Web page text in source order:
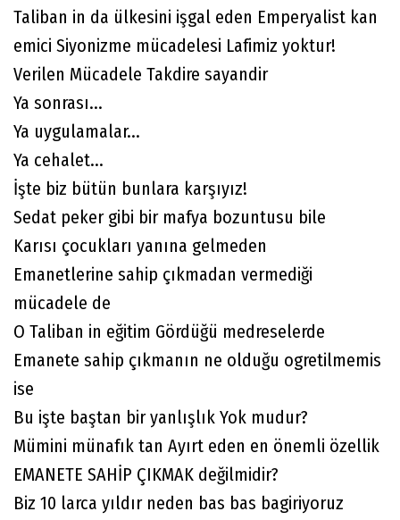
Taliban in da ülkesini işgal eden Emperyalist kan
emici Siyonizme mücadelesi Lafimiz yoktur!
Verilen Mücadele Takdire sayandir
Ya sonrası...
Ya uygulamalar...
Ya cehalet...
İşte biz bütün bunlara karşıyız!
Sedat peker gibi bir mafya bozuntusu bile
Karısı çocukları yanına gelmeden
Emanetlerine sahip çıkmadan vermediği
mücadele de
O Taliban in eğitim Gördüğü medreselerde
Emanete sahip çıkmanın ne olduğu ogretilmemis
ise
Bu işte baştan bir yanlışlık Yok mudur?
Mümini münafık tan Ayırt eden en önemli özellik
EMANETE SAHİP ÇIKMAK değilmidir?
Biz 10 larca yıldır neden bas bas bagiriyoruz